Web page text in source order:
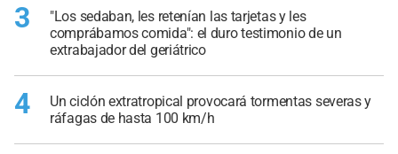
3
"Los sedaban, les retenían las tarjetas y les
comprábamos comida": el duro testimonio de un
extrabajador del geriátrico
4
Un ciclón extratropical provocará tormentas severas y
ráfagas de hasta 100 km/h